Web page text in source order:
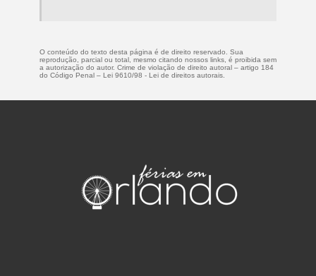
O conteúdo do texto desta página é de direito reservado. Sua
reprodução, parcial ou total, mesmo citando nossos links, é proibida sem
a autorização do autor. Crime de violação de direito autoral – artigo 184
do Código Penal – Lei 9610/98 - Lei de direitos autorais